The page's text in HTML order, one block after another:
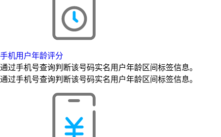
手机用户年龄评分
通过手机号查询判断该号码实名用户年龄区间标签信息。
通过手机号查询判断该号码实名用户年龄区间标签信息。